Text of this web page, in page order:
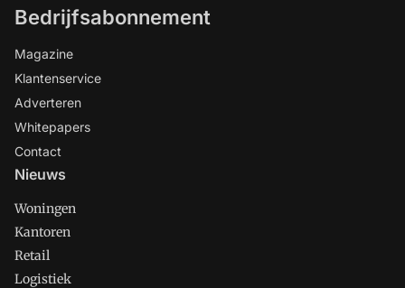
Bedrijfsabonnement
Magazine
Klantenservice
Adverteren
Whitepapers
Contact
Nieuws
Woningen
Kantoren
Retail
Logistiek